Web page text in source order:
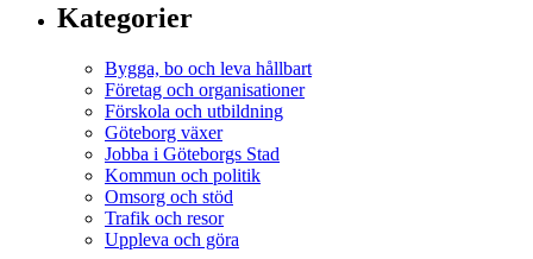
Kategorier
Bygga, bo och leva hållbart
Företag och organisationer
Förskola och utbildning
Göteborg växer
Jobba i Göteborgs Stad
Kommun och politik
Omsorg och stöd
Trafik och resor
Uppleva och göra